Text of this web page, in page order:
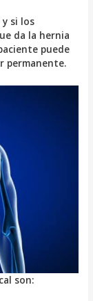
si los
da la hernia
puede
permanente.
son: